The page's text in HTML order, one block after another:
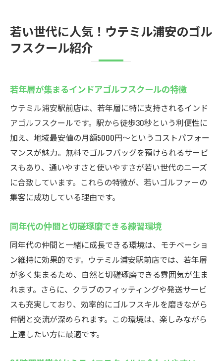
通勤・通学前後に立ち寄れる抜群のアクセ
ス
荷物が多くても安心の無料バッグ置き場
手軽に始められる初心者歓迎の雰囲気
駅近の利便性で継続しやすいゴルフ習慣
無料バッグ置き場完備！ウテミル浦安駅前の便
利な施設
インドアゴルフスクール利用者に嬉しい設
備
重いゴルフバッグも手ぶら通学で負担軽減
24時間いつでも利用できる快適ロッカー
安心して預けられるセキュリティ対策の充
荷物を気にせず練習に集中できる利点
無料サービスでコストパフォーマンスも向
上
フィッティングやクラブ発送も可能な浦安のゴ
ルフスクールウテミル
自分に合うクラブ選びをサポートするフィ
若い世代に人気！ウテミル浦安のゴル
フスクール紹介
若年層が集まるインドアゴルフスクールの特徴
ウテミル浦安駅前店は、若年層に特に支持されるインド
アゴルフスクールです。駅から徒歩30秒という利便性に
加え、地域最安値の月額5000円〜というコストパフォー
マンスが魅力。無料でゴルフバッグを預けられるサービ
スもあり、通いやすさと使いやすさが若い世代のニーズ
に合致しています。これらの特徴が、若いゴルファーの
集客に成功している理由です。
同年代の仲間と切磋琢磨できる練習環境
同年代の仲間と一緒に成長できる環境は、モチベーショ
ン維持に効果的です。ウテミル浦安駅前店では、若年層
が多く集まるため、自然と切磋琢磨できる雰囲気が生ま
れます。さらに、クラブのフィッティングや発送サービ
スも充実しており、効率的にゴルフスキルを磨きながら
仲間と交流が深められます。この環境は、楽しみながら
上達したい方に最適です。